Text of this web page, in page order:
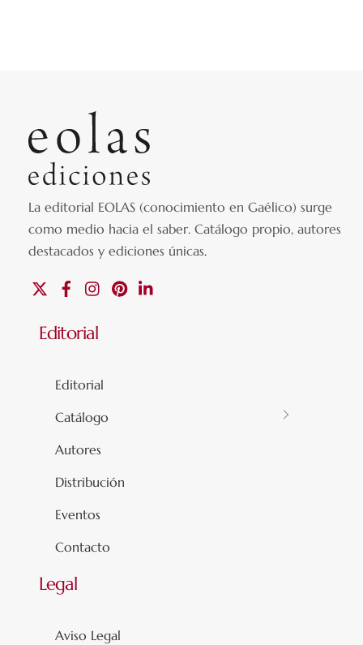
La editorial EOLAS (conocimiento en Gaélico) surge
como medio hacia el saber.Catálogo propio, autores
destacados y ediciones únicas.
FacebookInstagramPinterest
Editorial
Editorial
Catálogo
Autores
Distribución
Eventos
Contacto
Legal
Aviso Legal